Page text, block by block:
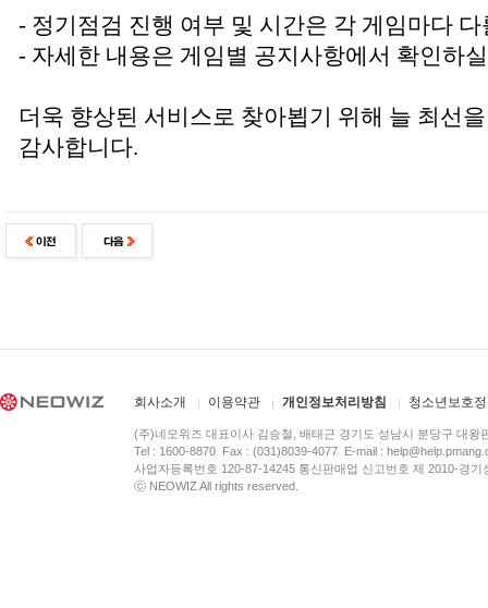
- 정기점검 진행 여부 및 시간은 각 게임마다
- 자세한 내용은 게임별 공지사항에서 확인하
더욱 향상된 서비스로 찾아뵙기 위해 늘 최선
감사합니다.
회사소개 이용약관 개인정보처리방침 청소년보호
(주)네오위즈 대표이사 김승철, 배태근 경기도 성남시 분당구 대왕
Tel : 1600-8870 Fax : (031)8039-4077 E-mail :
사업자등록번호 120-87-14245 통신판매업 신고번호 제 2010-경
ⓒ NEOWIZ All rights reserved.